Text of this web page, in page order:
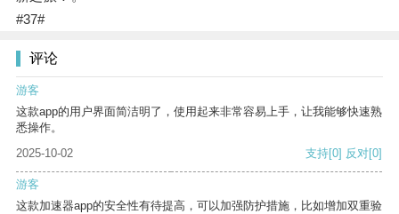
#37#
评论
游客
这款app的用户界面简洁明了，使用起来非常容易上手，让我能够快速熟
悉操作。
2025-10-02
支持[0] 反对[0]
游客
这款加速器app的安全性有待提高，可以加强防护措施，比如增加双重验